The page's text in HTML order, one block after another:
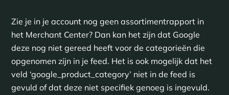
Zie je in je account nog geen assortimentrapport in
het Merchant Center? Dan kan het zijn dat Google
deze nog niet gereed heeft voor de categorieën die
opgenomen zijn in je feed. Het is ook mogelijk dat het
veld ‘google_product_category’ niet in de feed is
gevuld of dat deze niet specifiek genoeg is ingevuld.